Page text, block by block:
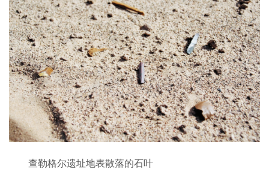
查勒格尔遗址地表散落的石叶